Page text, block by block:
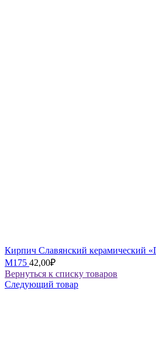
Кирпич Славянский керамический
М175 42,00₽
Вернуться к списку товаров
Следующий товар